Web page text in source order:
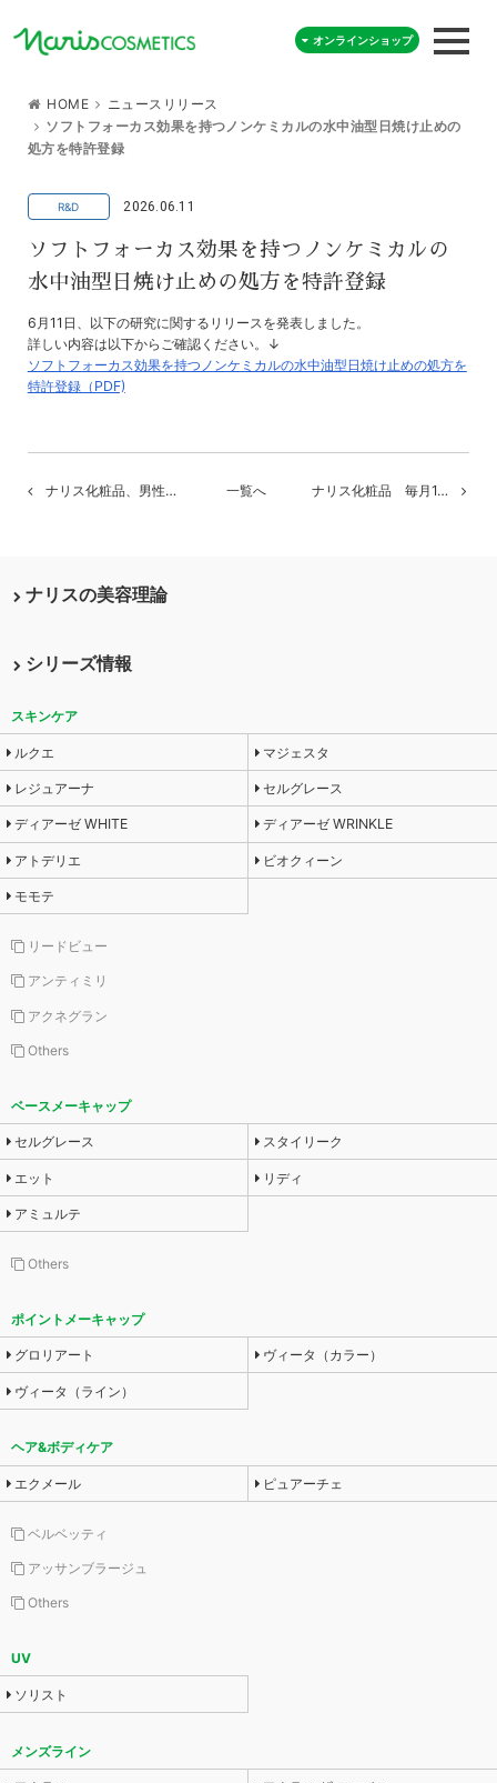
オンラインショップ
HOME
ニュースリリース
ソフトフォーカス効果を持つノンケミカルの水中油型日焼け止めの
処方を特許登録
2026.06.11
ソフトフォーカス効果を持つノンケミカルの
水中油型日焼け止めの処方を特許登録
6月11日、以下の研究に関するリリースを発表しました。
詳しい内容は以下からご確認ください。↓
ソフトフォーカス効果を持つノンケミカルの水中油型日焼け止めの処方を
特許登録（PDF)
ナリス化粧品、男性… 一覧へ ナリス化粧品 毎月1…
ナリスの美容理論
シリーズ情報
スキンケア
ルクエ マジェスタ
レジュアーナ セルグレース
ディアーゼ WHITE ディアーゼ WRINKLE
アトデリエ ビオクィーン
モモテ
リードビュー
アンティミリ
アクネグラン
Others
ベースメーキャップ
セルグレース スタイリーク
エット リディ
アミュルテ
Others
ポイントメーキャップ
グロリアート ヴィータ（カラー）
ヴィータ（ライン）
ヘア&ボディケア
エクメール ピュアーチェ
ベルベッティ
アッサンブラージュ
Others
UV
ソリスト
メンズライン